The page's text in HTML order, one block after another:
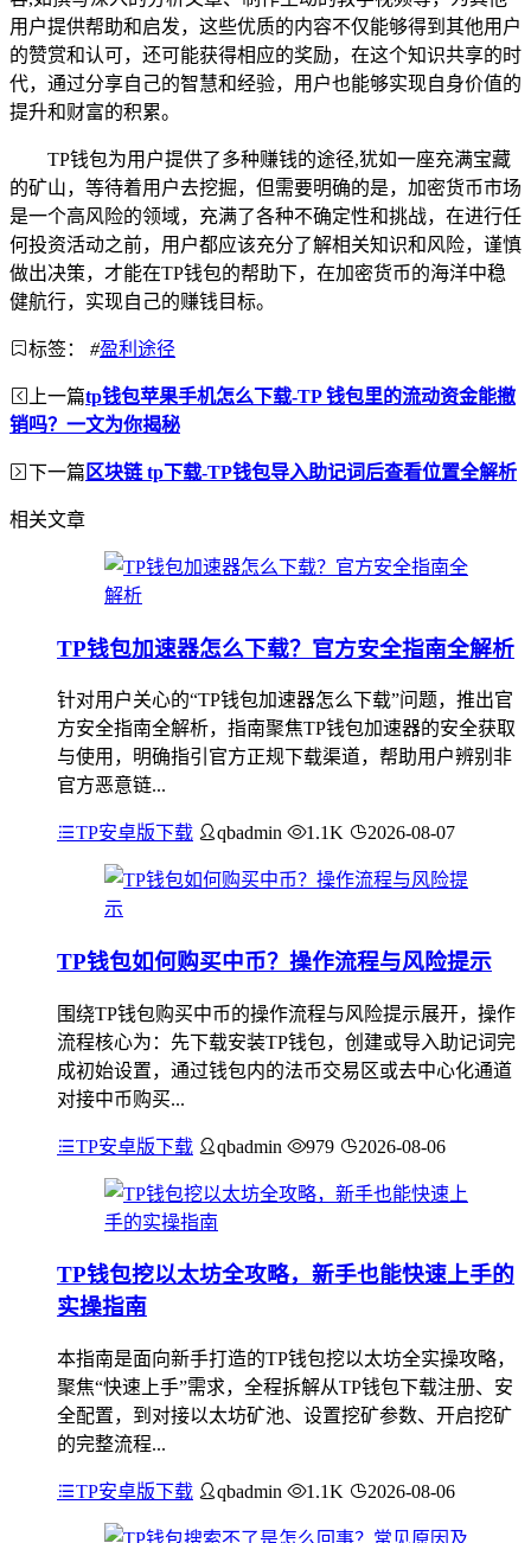
用户提供帮助和启发，这些优质的内容不仅能够得到其他用户
的赞赏和认可，还可能获得相应的奖励，在这个知识共享的时
代，通过分享自己的智慧和经验，用户也能够实现自身价值的
提升和财富的积累。
TP钱包为用户提供了多种赚钱的途径,犹如一座充满宝藏
的矿山，等待着用户去挖掘，但需要明确的是，加密货币市场
是一个高风险的领域，充满了各种不确定性和挑战，在进行任
何投资活动之前，用户都应该充分了解相关知识和风险，谨慎
做出决策，才能在TP钱包的帮助下，在加密货币的海洋中稳
健航行，实现自己的赚钱目标。
标签： #盈利途径
上一篇tp钱包苹果手机怎么下载-TP 钱包里的流动资金能撤
销吗？一文为你揭秘
下一篇 区块链 tp下载-TP钱包导入助记词后查看位置全解析
相关文章
TP钱包加速器怎么下载？官方安全指南全解析
针对用户关心的“TP钱包加速器怎么下载”问题，推出官
方安全指南全解析，指南聚焦TP钱包加速器的安全获取
与使用，明确指引官方正规下载渠道，帮助用户辨别非
官方恶意链...
TP安卓版下载 qbadmin 1.1K 2026-08-07
TP钱包如何购买中币？操作流程与风险提示
围绕TP钱包购买中币的操作流程与风险提示展开，操作
流程核心为：先下载安装TP钱包，创建或导入助记词完
成初始设置，通过钱包内的法币交易区或去中心化通道
对接中币购买...
TP安卓版下载 qbadmin 979 2026-08-06
TP钱包挖以太坊全攻略，新手也能快速上手的
实操指南
本指南是面向新手打造的TP钱包挖以太坊全实操攻略，
聚焦“快速上手”需求，全程拆解从TP钱包下载注册、安
全配置，到对接以太坊矿池、设置挖矿参数、开启挖矿
的完整流程...
TP安卓版下载 qbadmin 1.1K 2026-08-06